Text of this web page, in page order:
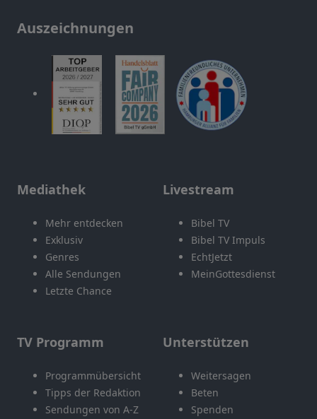
Auszeichnungen
Mediathek
Mehr entdecken
Exklusiv
Genres
Alle Sendungen
Letzte Chance
Livestream
Bibel TV
Bibel TV Impuls
EchtJetzt
MeinGottesdienst
TV Programm
Programmübersicht
Tipps der Redaktion
Sendungen von A-Z
Unterstützen
Weitersagen
Beten
Spenden